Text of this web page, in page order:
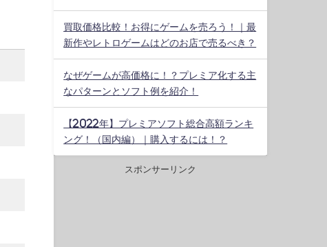
買取価格比較！お得にゲームを売ろう！｜最
新作やレトロゲームはどのお店で売るべき？
なぜゲームが高価格に！？プレミア化する主
なパターンとソフト例を紹介！
【2022年】プレミアソフト総合高額ランキ
ング！（国内編）｜購入するには！？
スポンサーリンク